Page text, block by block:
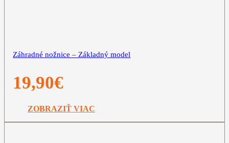
Záhradné nožnice – Základný model
19,90€
ZOBRAZIŤ VIAC